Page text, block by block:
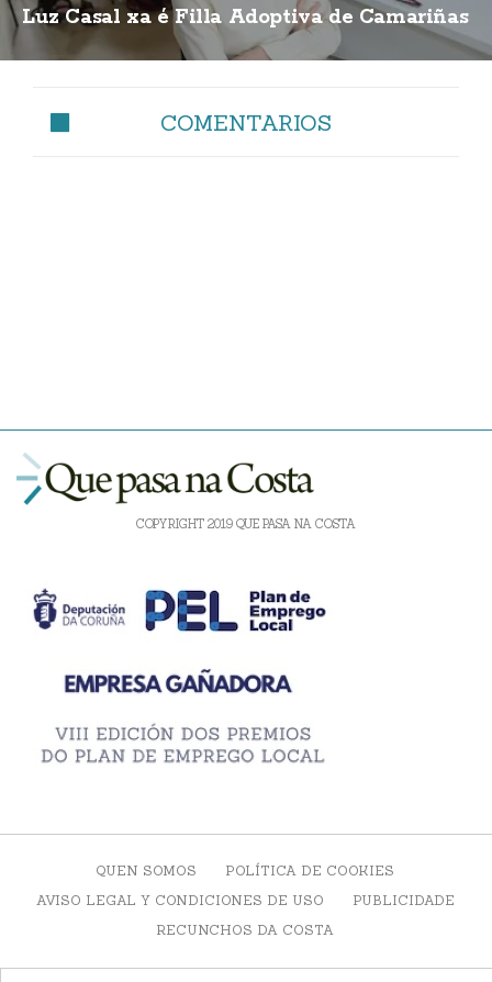
Luz Casal xa é Filla Adoptiva de Camariñas
COMENTARIOS
COPYRIGHT 2019 QUE PASA NA COSTA
QUEN SOMOS
POLÍTICA DE COOKIES
AVISO LEGAL Y CONDICIONES DE USO
PUBLICIDADE
RECUNCHOS DA COSTA